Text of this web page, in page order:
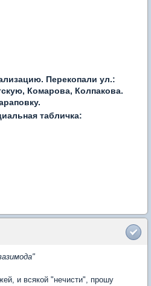
Перекопали ул.:
Комарова, Колпакова.
табличка:
и всякой "нечисти", прошу